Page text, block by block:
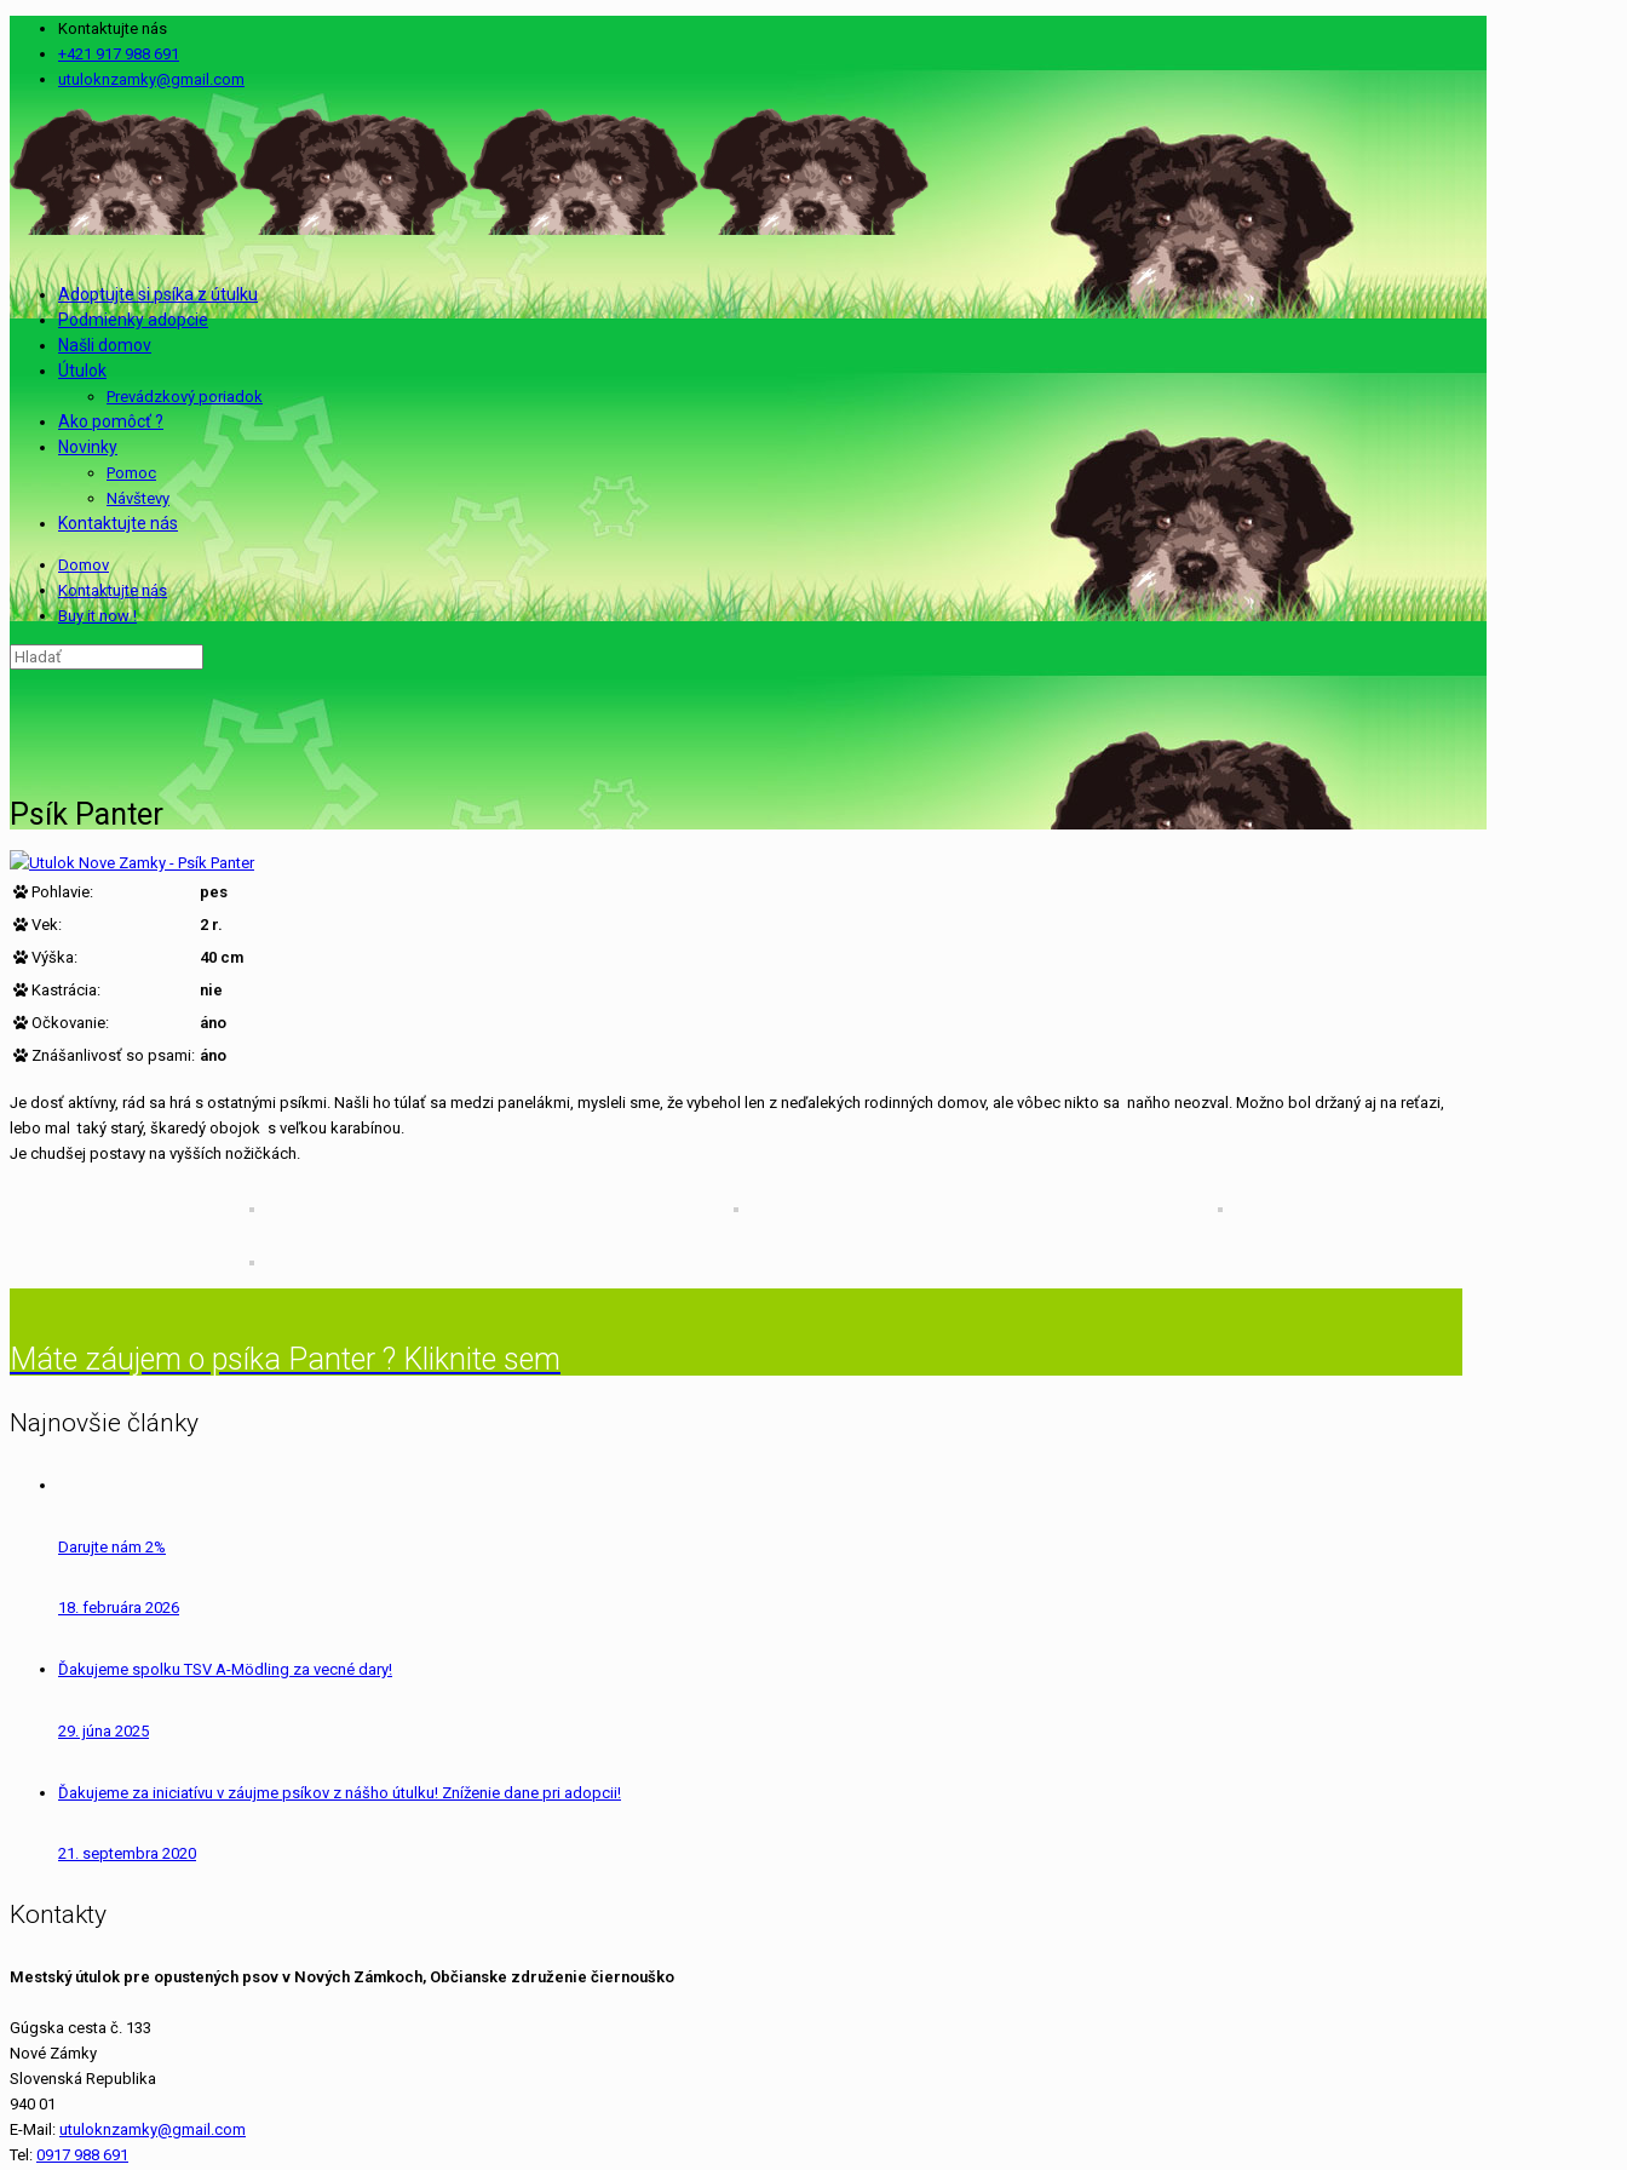
Kontaktujte nás
+421 917 988 691
utuloknzamky@gmail.com
Adoptujte si psíka z útulku
Podmienky adopcie
Našli domov
Útulok
Prevádzkový poriadok
Ako pomôcť ?
Novinky
Pomoc
Návštevy
Kontaktujte nás
Domov
Kontaktujte nás
Buy it now !
Psík Panter
Pohlavie:
pes
Vek:
2 r.
Výška:
40 cm
Kastrácia:
nie
Očkovanie:
áno
Znášanlivosť so psami: áno
Je dosť aktívny, rád sa hrá s ostatnými psíkmi. Našli ho túlať sa medzi panelákmi, mysleli sme, že vybehol len z neďalekých rodinných domov, ale vôbec nikto sa naňho neozval. Možno bol držaný aj na reťazi,
lebo mal taký starý, škaredý obojok s veľkou karabínou.
Je chudšej postavy na vyšších nožičkách.
Máte záujem o psíka Panter ? Kliknite sem
Najnovšie články
Darujte nám 2%
18. februára 2026
Ďakujeme spolku TSV A-Mödling za vecné dary!
29. júna 2025
Ďakujeme za iniciatívu v záujme psíkov z nášho útulku! Zníženie dane pri adopcii!
21. septembra 2020
Kontakty
Mestský útulok pre opustených psov v Nových Zámkoch, Občianske združenie čiernouško
Gúgska cesta č. 133
Nové Zámky
Slovenská Republika
940 01
E-Mail: utuloknzamky@gmail.com
Tel: 0917 988 691